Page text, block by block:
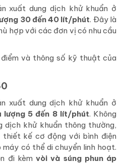
xuất dung dịch khử khuẩn ở
30 đến 40 lít/phút. Đây là
hợp với các đơn vị có nhu cầu
và thông số kỹ thuật của
xuất dung dịch khử khuẩn ở
lượng 5 đến 8 lít/phút. Không
dịch khử khuẩn thông thường,
thiết kế cơ động với bình điện
máy có thể di chuyển linh hoạt.
đi kèmvòi và súng phun áp